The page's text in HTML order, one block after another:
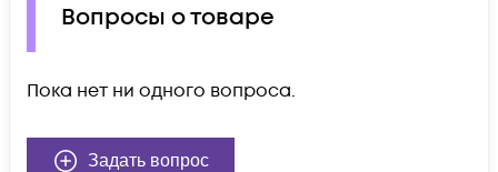
Вопросы о товаре
Пока нет ни одного вопроса.
Задать вопрос